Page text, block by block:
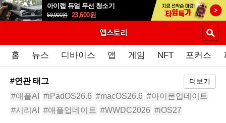
아이랩 듀얼 무선 청소기
59,900원 23,600원
홈 뉴스 디바이스 앱 게임 NFT 포커스
#연관 태그 더보기
#애플AI #iPadOS26.6 #macOS26.6 #아이폰업데이트
#시리AI
#애플업데이트 #WWDC2026 #iOS27